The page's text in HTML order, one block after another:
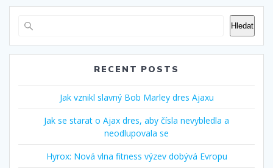
Hledat
RECENT POSTS
Jak vznikl slavný Bob Marley dres Ajaxu
Jak se starat o Ajax dres, aby čísla nevybledla a
neodlupovala se
Hyrox: Nová vlna fitness výzev dobývá Evropu